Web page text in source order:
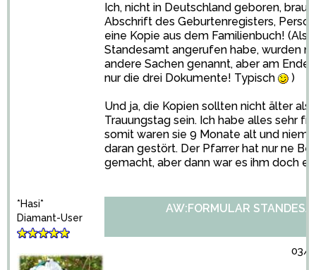
Ich, nicht in Deutschland geboren,
Abschrift des Geburtenregisters,
eine Kopie aus dem Familienbuch! (Als
Standesamt angerufen habe, wurden
andere Sachen genannt, aber am Ende
nur die drei Dokumente! Typisch
)
Und ja, die Kopien sollten nicht älter als
Trauungstag sein. Ich habe alles sehr
somit waren sie 9 Monate alt und
daran gestört. Der Pfarrer hat nur ne
gemacht, aber dann war es ihm doch
*Hasi*
Diamant-User
AW:FORMULAR
03/